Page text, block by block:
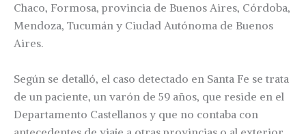
Chaco, Formosa, provincia de Buenos Aires, Córdoba,
Mendoza, Tucumán y Ciudad Autónoma de Buenos
Aires.
Según se detalló, el caso detectado en Santa Fe se trata
de un paciente, un varón de 59 años, que reside en el
Departamento Castellanos y que no contaba con